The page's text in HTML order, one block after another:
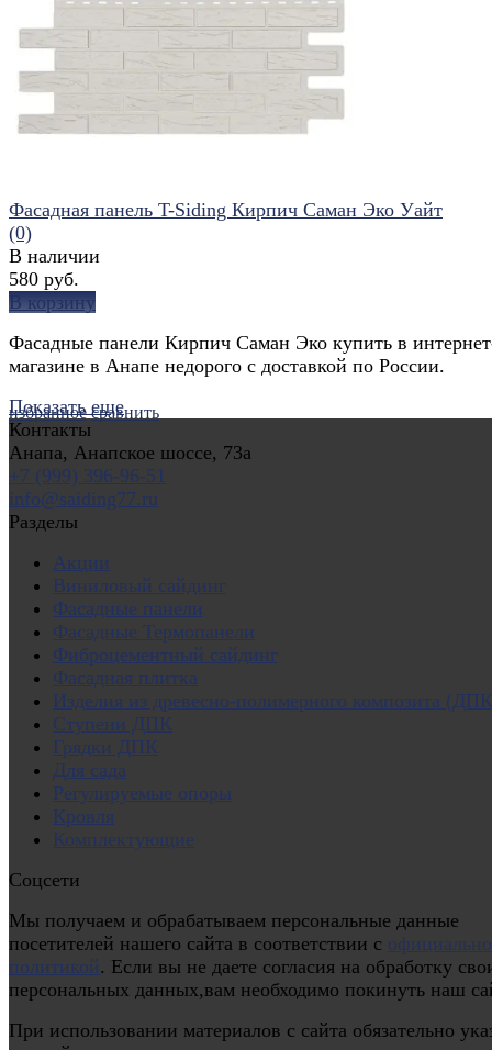
избранное сравнить
избранное сравнить
Фасадная панель T-Siding Кирпич Саман Эко Уайт
(0)
В наличии
580 руб.
В корзину
Фасадные панели Кирпич Саман Эко купить в
магазине в Анапе недорого с доставкой по России.
Показать еще
Контакты
Анапа, Анапское шоссе, 73а
+7 (999) 396-96-51
info@saiding77.ru
Разделы
Акции
Виниловый сайдинг
Фасадные панели
Фасадные Термопанели
Фиброцементный сайдинг
Фасадная плитка
Изделия из древесно-полимерного композита
Ступени ДПК
Грядки ДПК
Для сада
Регулируемые опоры
Кровля
Комплектующие
Соцсети
Мы получаем и обрабатываем персональные данные
посетителей нашего сайта в соответствии с
политикой. Если вы не даете согласия на обработку
персональных данных,вам необходимо покинуть наш
При использовании материалов с сайта обязательно